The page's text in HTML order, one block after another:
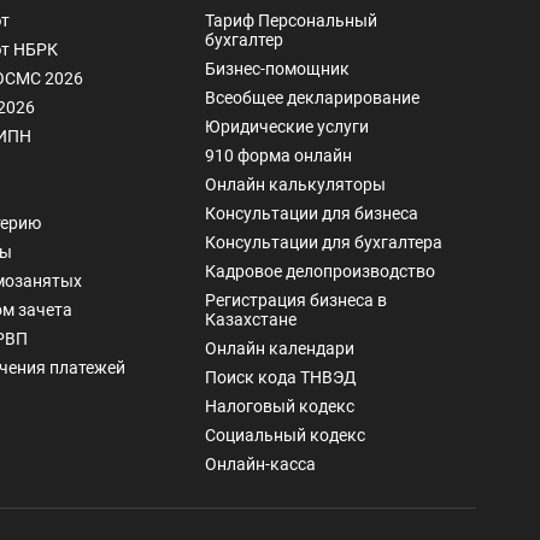
НБРК
2026
зачета
платежей
Тариф Персональный
бухгалтер
Бизнес-помощник
Всеобщее декларирование
Юридические услуги
910 форма онлайн
Онлайн калькуляторы
Консультации для бизнеса
Консультации для бухгалтера
Кадровое делопроизводство
Регистрация бизнеса в
Казахстане
Онлайн календари
Поиск кода ТНВЭД
Налоговый кодекс
Социальный кодекс
Онлайн-касса